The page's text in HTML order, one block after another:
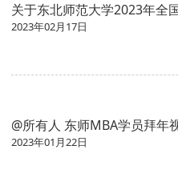
关于东北师范大学2023年全
2023年02月17日
@所有人 东师MBA学员拜年
2023年01月22日